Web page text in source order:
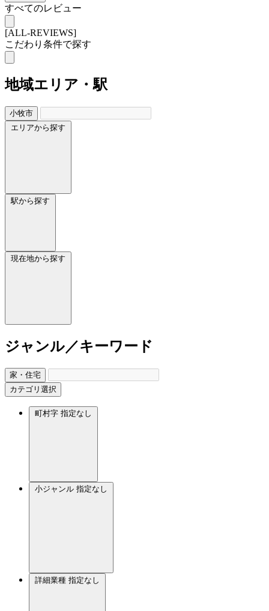
すべてのレビュー
[ALL-REVIEWS]
こだわり条件で探す
地域エリア・駅
小牧市
エリアから探す
駅から探す
現在地から探す
ジャンル／キーワード
家・住宅
カテゴリ選択
町村字 指定なし
小ジャンル 指定なし
詳細業種 指定なし